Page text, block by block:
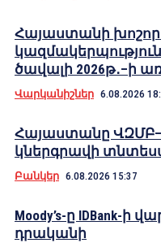
Հայաստանի
ծավալի 2026թ․–ի
Վարկանիշներ 6.08.2026
Հայաստանը
կներգրավի
Բանկեր 6.08.2026 15:37
Moody’s-ը IDBank-
դրականի